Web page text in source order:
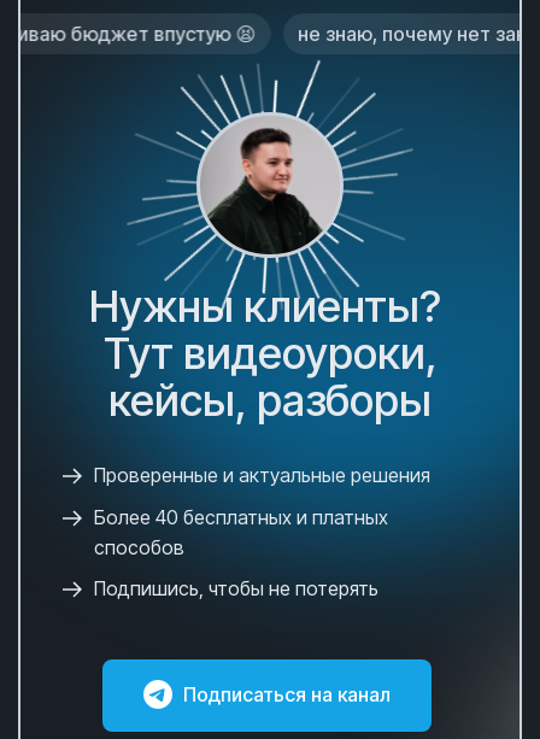
впустую 😫 не знаю, почему нет заказов 😕
Нужны клиенты?
Тут видеоуроки,
кейсы, разборы
Проверенные и актуальные решения
Более 40 бесплатных и платных
способов
Подпишись, чтобы не потерять
Подписаться на канал